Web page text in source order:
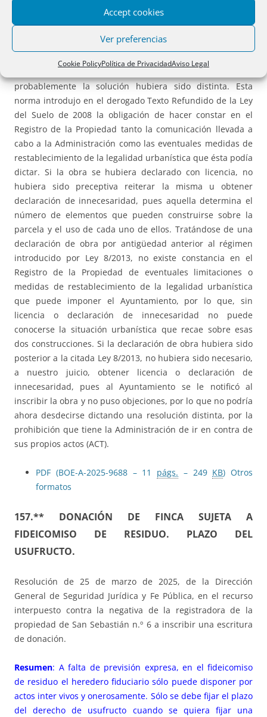
Accept cookies
Ver preferencias
Cookie PolicyPolítica de PrivacidadAviso Legal
alguna al fraccionamiento ya operado en su momento.
Si dicha declaración de obra por antigüedad hubiera sido
probablemente la solución hubiera sido distinta. Esta
norma introdujo en el derogado Texto Refundido de la Ley
del Suelo de 2008 la obligación de hacer constar en el
Registro de la Propiedad tanto la comunicación llevada a
cabo a la Administración como las eventuales medidas de
restablecimiento de la legalidad urbanística que ésta podía
dictar. Si la obra se hubiera declarado con licencia, no
hubiera sido preceptiva reiterar la misma u obtener
declaración de innecesaridad, pues aquella determina el
número de elementos que pueden construirse sobre la
parcela y el uso de cada uno de ellos. Tratándose de una
declaración de obra por antigüedad anterior al régimen
introducido por Ley 8/2013, no existe constancia en el
Registro de la Propiedad de eventuales limitaciones o
medidas de restablecimiento de la legalidad urbanística
que puede imponer el Ayuntamiento, por lo que, sin
licencia o declaración de innecesaridad no puede
conocerse la situación urbanística que recae sobre esas
dos construcciones. Si la declaración de obra hubiera sido
posterior a la citada Ley 8/2013, no hubiera sido necesario,
a nuestro juicio, obtener licencia o declaración de
innecesaridad, pues al Ayuntamiento se le notificó al
inscribir la obra y no puso objeciones, por lo que no podría
ahora desdecirse dictando una resolución distinta, por la
prohibición que tiene la Administración de ir en contra de
sus propios actos (ACT).
PDF (BOE-A-2025-9688 – 11 págs. – 249 KB) Otros
formatos
157.** DONACIÓN DE FINCA SUJETA A
FIDEICOMISO DE RESIDUO. PLAZO DEL
USUFRUCTO.
Resolución de 25 de marzo de 2025, de la Dirección
General de Seguridad Jurídica y Fe Pública, en el recurso
interpuesto contra la negativa de la registradora de la
propiedad de San Sebastián n.º 6 a inscribir una escritura
de donación.
Resumen: A falta de previsión expresa, en el fideicomiso
de residuo el heredero fiduciario sólo puede disponer por
actos inter vivos y onerosamente. Sólo se debe fijar el plazo
del derecho de usufructo cuando se quiera fijar una